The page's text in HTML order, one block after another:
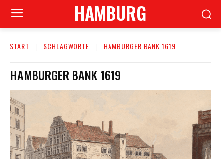
HAMBURG
START SCHLAGWORTE HAMBURGER BANK 1619
HAMBURGER BANK 1619